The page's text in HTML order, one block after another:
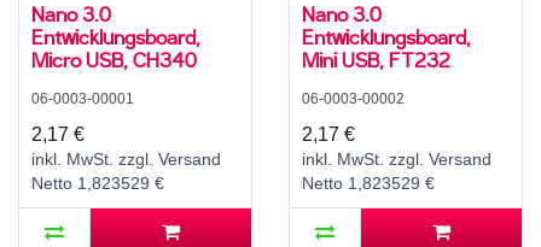
Nano 3.0
Entwicklungsboard,
Micro USB, CH340
06-0003-00001
2,17 €
inkl. MwSt. zzgl. Versand
Netto 1,823529 €
Nano 3.0
Entwicklungsboard,
Mini USB, FT232
06-0003-00002
2,17 €
inkl. MwSt. zzgl. Versand
Netto 1,823529 €